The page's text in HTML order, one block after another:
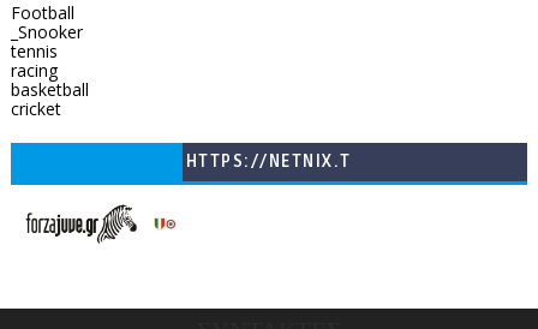
Football
_Snooker
tennis
racing
basketball
cricket
HTTPS://NETNIX.T